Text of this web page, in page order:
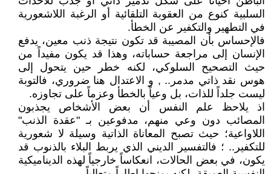
السلبية كنوع من العقوبة التلقائية أو الرغبة اللاشعورية
في التطهير والتكفير عن الخطأ.
فالإحساس بأن المصيبة قد تكون نتيجة ذنب معين، يدفع
الإنسان إلى مراجعة حساباته، وهذا قد يكون مفيداً من
حيث التصحيح السلوكي، لكنه خطر حين يتحول إلى
هوس نقد ذاتي مدمر.. , و الاعتدال هنا ضروري، فالتوبة
ليست جلداً للذات، بل وعياً بالخطأ وعزماً على تجاوزه.
اذ يلاحظ علم النفس أن بعض الأشخاص يجذبون
المصائب دون وعي منهم، مدفوعين بـ "عقدة الذنب"
اللاواعية؛ حيث تصبح المعاناة الذاتية وسيلة لا شعورية
للتكفير.. ؛ فالتفسير الديني الذي يربط البلاء بالذنوب قد
يكون، في بعض الحالات، انعكاساً خارجياً لهذه الديناميكية